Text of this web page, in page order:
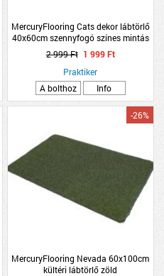
MercuryFlooring Cats dekor lábtörlő
40x60cm szennyfogó színes mintás
2 999 Ft 1 999 Ft
Praktiker
A bolthoz
Info
MercuryFlooring Nevada 60x100cm
kültéri lábtörlő zöld
-26%